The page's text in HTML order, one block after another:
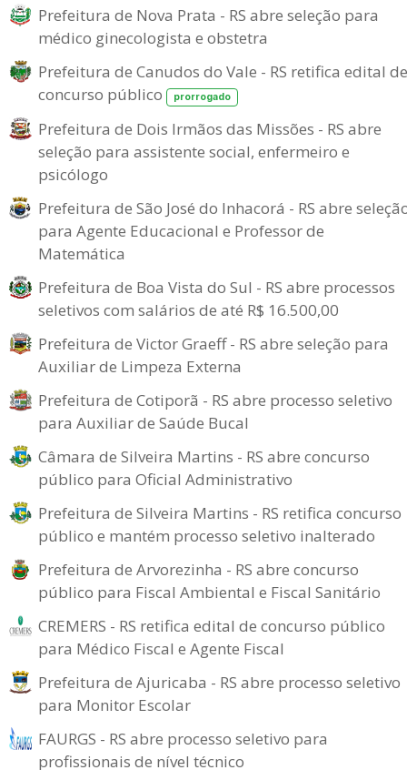
Prefeitura de Nova Prata - RS abre seleção para
médico ginecologista e obstetra
Prefeitura de Canudos do Vale - RS retifica edital de
concurso público
prorrogado
Prefeitura de Dois Irmãos das Missões - RS abre
seleção para assistente social, enfermeiro e
psicólogo
Prefeitura de São José do Inhacorá - RS abre
para Agente Educacional e Professor de
Matemática
Prefeitura de Boa Vista do Sul - RS abre processos
seletivos com salários de até R$ 16.500,00
Prefeitura de Victor Graeff - RS abre seleção para
Auxiliar de Limpeza Externa
Prefeitura de Cotiporã - RS abre processo seletivo
para Auxiliar de Saúde Bucal
Câmara de Silveira Martins - RS abre concurso
público para Oficial Administrativo
Prefeitura de Silveira Martins - RS retifica concurso
público e mantém processo seletivo inalterado
Prefeitura de Arvorezinha - RS abre concurso
público para Fiscal Ambiental e Fiscal Sanitário
CREMERS - RS retifica edital de concurso público
para Médico Fiscal e Agente Fiscal
Prefeitura de Ajuricaba - RS abre processo seletivo
para Monitor Escolar
FAURGS - RS abre processo seletivo para
profissionais de nível técnico